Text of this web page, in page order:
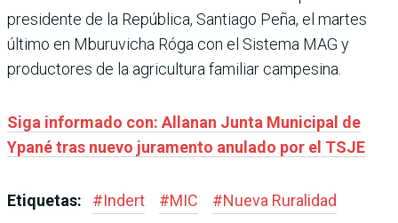
presidente de la República, Santiago Peña, el martes
último en Mburuvicha Róga con el Sistema MAG y
productores de la agricultura familiar campesina.
Siga informado con: Allanan Junta Municipal de
Ypané tras nuevo juramento anulado por el TSJE
Etiquetas: #Indert #MIC #Nueva Ruralidad